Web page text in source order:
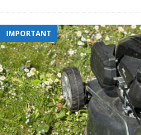
IMPORTANT